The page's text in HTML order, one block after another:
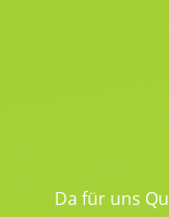
Da für uns